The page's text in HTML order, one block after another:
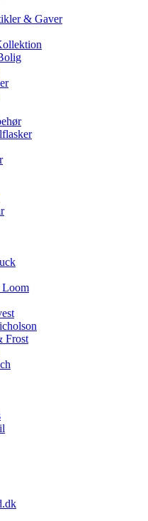
& Gaver
Loom
Frost